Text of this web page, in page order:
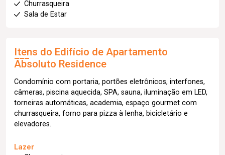
Churrasqueira
Sala de Estar
Itens do Edifício de Apartamento
Absoluto Residence
Condomínio com portaria, portões eletrônicos, interfones,
câmeras, piscina aquecida, SPA, sauna, iluminação em LED,
torneiras automáticas, academia, espaço gourmet com
churrasqueira, forno para pizza à lenha, bicicletário e
elevadores.
Lazer